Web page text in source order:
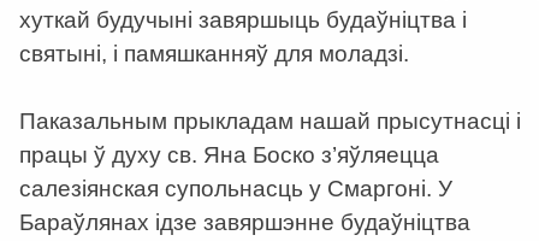
хуткай будучыні завяршыць будаўніцтва і
святыні, і памяшканняў для моладзі.
Паказальным прыкладам нашай прысутнасці і
працы ў духу св. Яна Боско з’яўляецца
салезіянская супольнасць у Смаргоні. У
Бараўлянах ідзе завяршэнне будаўніцтва